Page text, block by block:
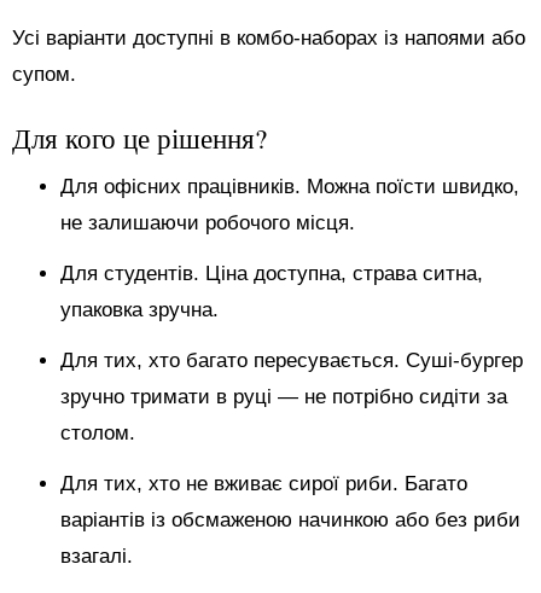
Усі варіанти доступні в комбо-наборах із напоями або
супом.
Для кого це рішення?
Для офісних працівників. Можна поїсти швидко,
не залишаючи робочого місця.
Для студентів. Ціна доступна, страва ситна,
упаковка зручна.
Для тих, хто багато пересувається. Суші-бургер
зручно тримати в руці — не потрібно сидіти за
столом.
Для тих, хто не вживає сирої риби. Багато
варіантів із обсмаженою начинкою або без риби
взагалі.